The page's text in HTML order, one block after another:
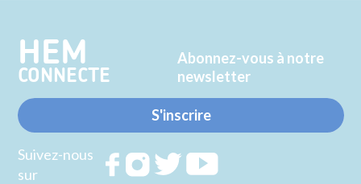
HEM
CONNECTE
Abonnez-vous à notre
newsletter
S'inscrire
Suivez-nous
sur
RejoignezRejoignezRejoignez